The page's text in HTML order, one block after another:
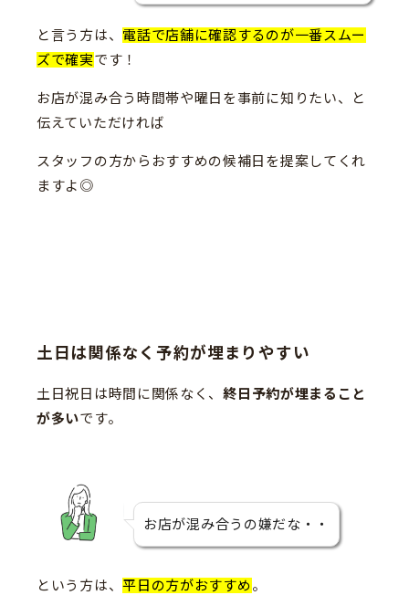
と言う方は、 電話で店舗に確認するのが一番スムー
ズで確実です！
お店が混み合う時間帯や曜日を事前に知りたい、と
伝えていただければ
スタッフの方からおすすめの候補日を提案してくれ
ますよ◎
土日は関係なく予約が埋まりやすい
土日祝日は時間に関係なく、終日予約が埋まること
が多いです。
お店が混み合うの嫌だな・・
という方は、平日の方がおすすめ。